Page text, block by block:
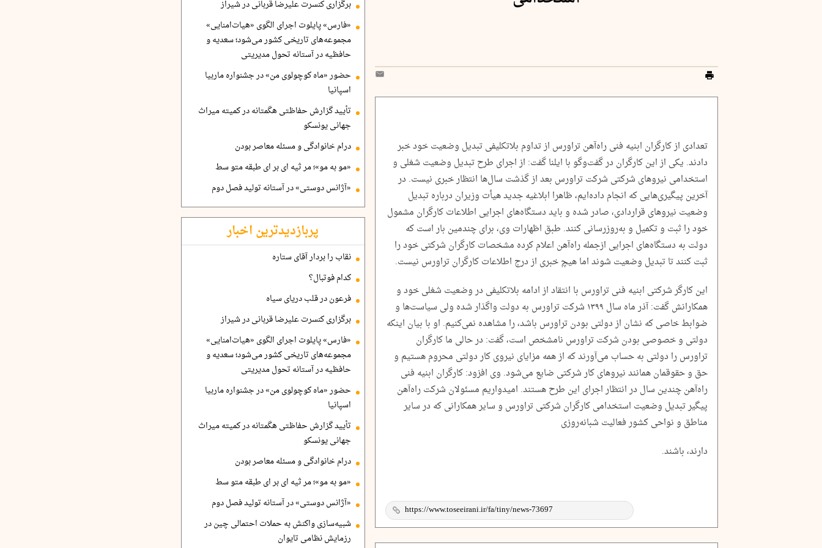
تعدادی از کارگران ابنیه فنی راه‌آهن تراورس از تداوم بلاتکلیفی تبدیل وضعیت خود خبر
دادند. یکی از این کارگران در گفت‌وگو با ایلنا گفت: از اجرای طرح تبدیل وضعیت شغلی و
استخدامی نیروهای شرکتی شرکت تراورس بعد از گذشت سال‌ها انتظار خبری نیست. در
آخرین پیگیری‌هایی که انجام داده‌ایم، ظاهرا ابلاغیه جدید هیأت وزیران درباره تبدیل
وضعیت نیروهای قراردادی، صادر شده و باید دستگاه‌های اجرایی اطلاعات کارگران مشمول
خود را ثبت و تکمیل و به‌روزرسانی کنند. طبق اظهارات وی، برای چندمین بار است که
دولت به دستگاه‌های اجرایی ازجمله راه‌آهن اعلام کرده مشخصات کارگران شرکتی خود را
ثبت کنند تا تبدیل وضعیت شوند اما هیچ خبری از درج اطلاعات کارگران تراورس نیست.
این کارگر شرکتی ابنیه فنی تراورس با انتقاد از ادامه بلاتکلیفی در وضعیت شغلی خود و
همکارانش گفت: آذر ماه سال ۱۳۹۹ شرکت تراورس به دولت واگذار شده ولی سیاست‌ها و
ضوابط خاصی که نشان از دولتی بودن تراورس باشد، را مشاهده نمی‌کنیم. او با بیان اینکه
دولتی و خصوصی بودن شرکت تراورس نامشخص است، گفت: در حالی ما کارگران
تراورس را دولتی به حساب می‌آورند که از همه مزایای نیروی کار دولتی محروم هستیم و
حق و حقوقمان همانند نیروهای کار شرکتی ضایع می‌شود. وی افزود: کارگران ابنیه فنی
راه‌آهن چندین سال در انتظار اجرای این طرح هستند. امیدواریم مسئولان شرکت راه‌آهن
پیگیر تبدیل وضعیت استخدامی کارگران شرکتی تراورس و سایر همکارانی که در سایر
مناطق و نواحی کشور فعالیت شبانه‌روزی
دارند، باشند.
برگزاری کنسرت علیرضا قربانی در شیراز
«فارس» پایلوت اجرای الگوی «هیات‌امنایی»
مجموعه‌های تاریخی کشور می‌شود؛ سعدیه و
حافظیه در آستانه تحول مدیریتی
حضور «ماه کوچولوی من» در جشنواره ماربیا
اسپانیا
تأیید گزارش حفاظتی هگمتانه در کمیته میراث
جهانی یونسکو
درام خانوادگی و مسئله معاصر بودن
«مو به مو»؛ مر ثیه ای بر ای طبقه متو سط
«آژانس دوستی» در آستانه تولید فصل دوم
پربازدیدترین اخبار
نقاب را بردار آقای ستاره
کدام فوتبال؟
فرعون در قلب دریای سیاه
برگزاری کنسرت علیرضا قربانی در شیراز
«فارس» پایلوت اجرای الگوی «هیات‌امنایی»
مجموعه‌های تاریخی کشور می‌شود؛ سعدیه و
حافظیه در آستانه تحول مدیریتی
حضور «ماه کوچولوی من» در جشنواره ماربیا
اسپانیا
تأیید گزارش حفاظتی هگمتانه در کمیته میراث
جهانی یونسکو
درام خانوادگی و مسئله معاصر بودن
«مو به مو»؛ مر ثیه ای بر ای طبقه متو سط
«آژانس دوستی» در آستانه تولید فصل دوم
شبیه‌سازی واکنش به حملات احتمالی چین در
رزمایش نظامی تایوان